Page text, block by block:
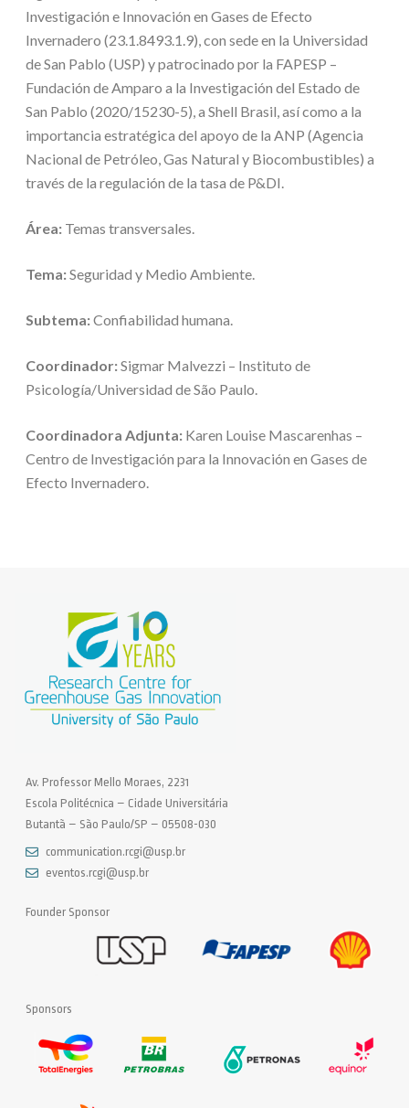
Investigación e Innovación en Gases de Efecto
Invernadero (23.1.8493.1.9), con sede en la Universidad
de San Pablo (USP) y patrocinado por la FAPESP –
Fundación de Amparo a la Investigación del Estado de
San Pablo (2020/15230-5), a Shell Brasil, así como a la
importancia estratégica del apoyo de la ANP (Agencia
Nacional de Petróleo, Gas Natural y Biocombustibles) a
través de la regulación de la tasa de P&DI.
Área:Temas transversales.
Tema:Seguridad y Medio Ambiente.
Subtema:Confiabilidad humana.
Coordinador:Sigmar Malvezzi – Instituto de
Psicología/Universidad de São Paulo.
Coordinadora Adjunta:Karen Louise Mascarenhas –
Centro de Investigación para la Innovación en Gases de
Efecto Invernadero.
Av. Professor Mello Moraes, 2231
Escola Politécnica – Cidade Universitária
Butantã – São Paulo/SP – 05508-030
communication.rcgi@usp.br
eventos.rcgi@usp.br
Founder Sponsor
Sponsors